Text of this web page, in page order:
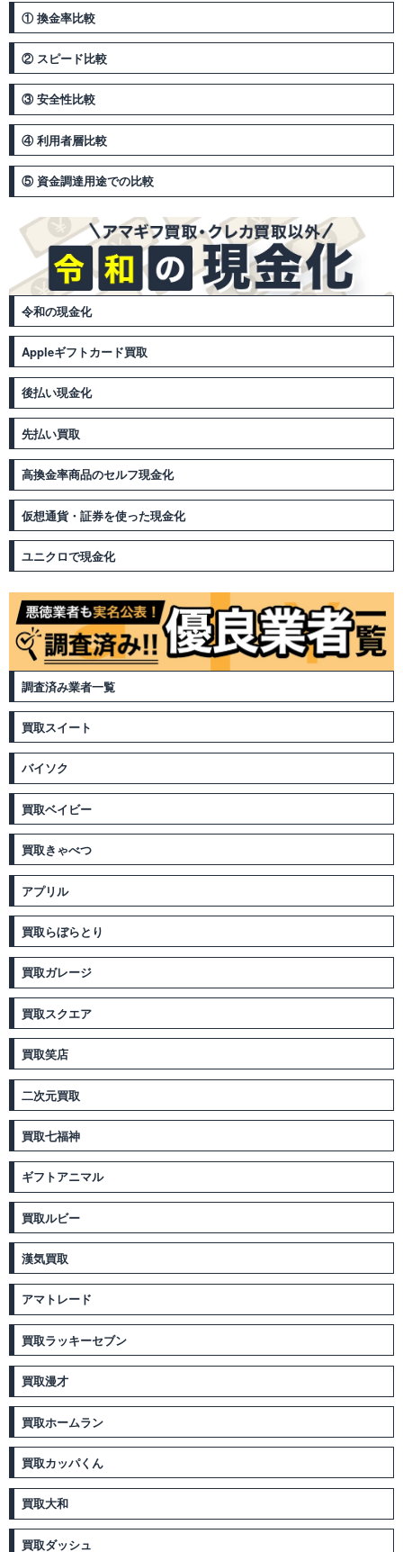
① 換金率比較
② スピード比較
③ 安全性比較
④ 利用者層比較
⑤ 資金調達用途での比較
令和の現金化
Appleギフトカード買取
後払い現金化
先払い買取
高換金率商品のセルフ現金化
仮想通貨・証券を使った現金化
ユニクロで現金化
調査済み業者一覧
買取スイート
バイソク
買取ベイビー
買取きゃべつ
アプリル
買取らぼらとり
買取ガレージ
買取スクエア
買取笑店
二次元買取
買取七福神
ギフトアニマル
買取ルビー
漢気買取
アマトレード
買取ラッキーセブン
買取漫才
買取ホームラン
買取カッパくん
買取大和
買取ダッシュ